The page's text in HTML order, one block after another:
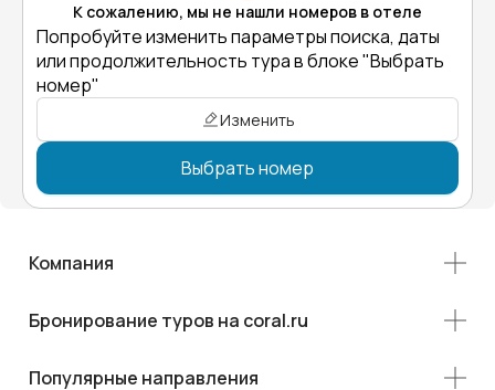
К сожалению, мы не нашли номеров в отеле
Попробуйте изменить параметры поиска, даты
или продолжительность тура в блоке "Выбрать
номер"
Изменить
Выбрать номер
Компания
Бронирование туров на coral.ru
Популярные направления